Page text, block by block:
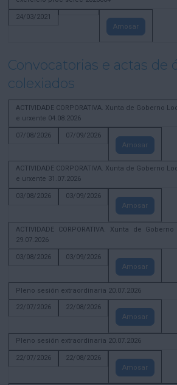
24/03/2021
Amosar
Convocatorias e actas de
colexiados
ACTIVIDADE CORPORATIVA. Xunta de Goberno
e urxente 04.08.2026
07/08/2026
07/09/2026
Amosar
ACTIVIDADE CORPORATIVA. Xunta de Goberno
e urxente 31.07.2026
03/08/2026
03/09/2026
Amosar
ACTIVIDADE CORPORATIVA. Xunta de
29.07.2026
03/08/2026
03/09/2026
Amosar
Pleno sesión extraordinaria 20.07.2026
22/07/2026
22/08/2026
Amosar
Pleno sesión extraordinaria 20.07.2026
22/07/2026
22/08/2026
Amosar